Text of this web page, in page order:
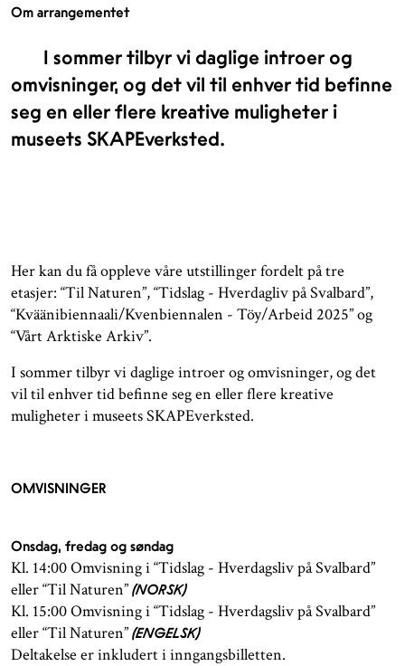
Om arrangementet
I sommer tilbyr vi daglige introer og
omvisninger, og det vil til enhver tid befinne
seg en eller flere kreative muligheter i
museets SKAPEverksted.
Her kan du få oppleve våre utstillinger fordelt på tre
etasjer: “Til Naturen”, “Tidslag - Hverdagliv på Svalbard”,
“Kväänibiennaali/Kvenbiennalen - Töy/Arbeid 2025” og
“Vårt Arktiske Arkiv”.
I sommer tilbyr vi daglige introer og omvisninger, og det
vil til enhver tid befinne seg en eller flere kreative
muligheter i museets SKAPEverksted.
OMVISNINGER
Onsdag, fredag og søndag
Kl. 14:00 Omvisning i “Tidslag - Hverdagsliv på Svalbard”
eller “Til Naturen” (NORSK)
Kl. 15:00 Omvisning i “Tidslag - Hverdagsliv på Svalbard”
eller “Til Naturen” (ENGELSK)
Deltakelse er inkludert i inngangsbilletten.